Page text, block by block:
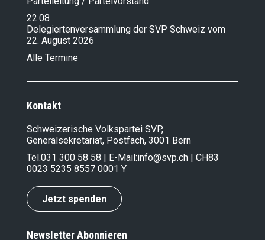
22.08
Delegiertenversammlung der SVP Schweiz vom
22. August 2026
Alle Termine
Kontakt
Schweizerische Volkspartei SVP,
Generalsekretariat, Postfach, 3001 Bern
Tel.031 300 58 58 | E-Mail:info@svp.ch | CH83
0023 5235 8557 0001 Y
Jetzt spenden
Newsletter Abonnieren